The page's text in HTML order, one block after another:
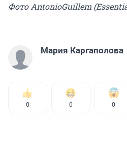
Фото AntonioGuillem
Мария Каргаполова
0 0 0